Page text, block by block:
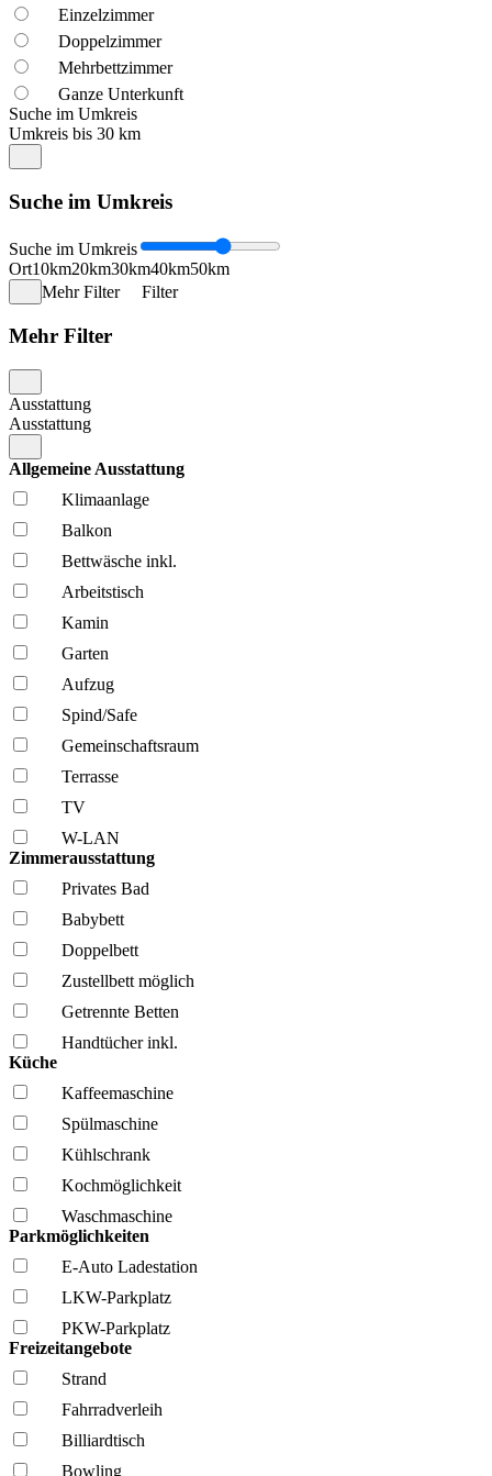
Einzelzimmer
Doppelzimmer
Mehrbettzimmer
Ganze Unterkunft
Suche im Umkreis
Umkreis bis 30 km
Suche im Umkreis
Suche im Umkreis
Ort10km20km30km40km50km
Mehr Filter
Filter
Mehr Filter
Ausstattung
Ausstattung
Allgemeine Ausstattung
Klima­anlage
Balkon
Bettwäsche inkl.
Arbeitstisch
Kamin
Garten
Aufzug
Spind/Safe
Gemeinschafts­raum
Terrasse
TV
W-LAN
Zimmerausstattung
Privates Bad
Babybett
Doppelbett
Zustellbett möglich
Getrennte Betten
Handtücher inkl.
Küche
Kaffee­maschine
Spül­maschine
Kühl­schrank
Kochmöglich­keit
Wasch­maschine
Parkmöglichkeiten
E-Auto Ladestation
LKW-Parkplatz
PKW-Parkplatz
Freizeitangebote
Strand
Fahrrad­verleih
Billiardtisch
Bowling